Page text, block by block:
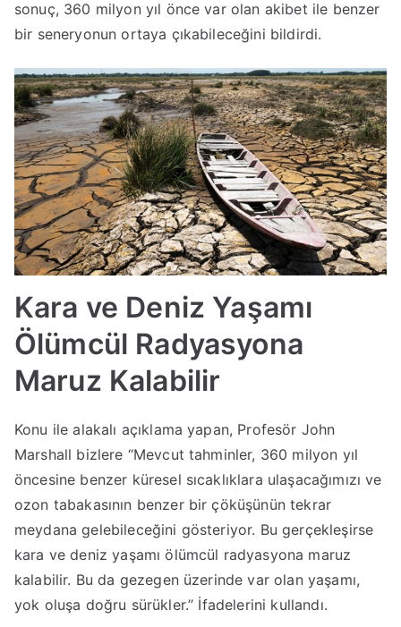
sonuç, 360 milyon yıl önce var olan akibet ile benzer
bir seneryonun ortaya çıkabileceğini bildirdi.
Kara ve Deniz Yaşamı
Ölümcül Radyasyona
Maruz Kalabilir
Konu ile alakalı açıklama yapan, Profesör John
Marshall bizlere “Mevcut tahminler, 360 milyon yıl
öncesine benzer küresel sıcaklıklara ulaşacağımızı ve
ozon tabakasının benzer bir çöküşünün tekrar
meydana gelebileceğini gösteriyor. Bu gerçekleşirse
kara ve deniz yaşamı ölümcül radyasyona maruz
kalabilir. Bu da gezegen üzerinde var olan yaşamı,
yok oluşa doğru sürükler.’’ İfadelerini kullandı.